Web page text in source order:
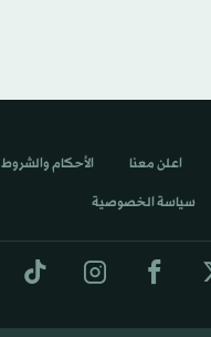
اعلن معنا الأحكام والشروط
سياسة الخصوصية